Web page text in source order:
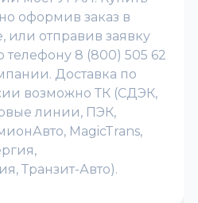
оформив заказ в
или отправив заявку
телефону 8 (800) 505 62
Доставка по
возможно ТК (СДЭК,
линии, ПЭК,
MagicTrans,
Транзит-Авто).